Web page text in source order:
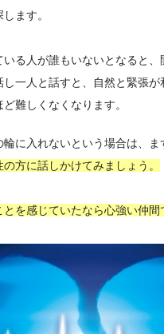
ます。
いる人が誰もいないとなると
し一人と話すと、自然と緊張が
難しくなくなります。
に入れないという場合は、ま
方に話しかけてみましょう。
を感じていたなら心強い仲間